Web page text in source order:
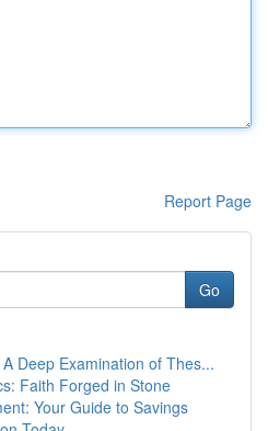
Report Page
Go
Deep Examination of Thes...
Faith Forged in Stone
Your Guide to Savings